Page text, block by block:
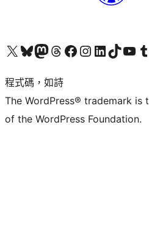
查看我們的 X (之前的 Twitter) 帳號造訪我們的 Bluesky 帳號造訪我們的 Mastodon 帳號造訪我們的 Threads 帳號 造訪我們的 Facebook 粉絲專頁Visit our Instagram account
Visit our LinkedIn account
造訪我們的 TikTok 帳號Visit our 造訪我們的 Tumblr 帳號
程式碼，如詩
The WordPress® trademark
of the WordPress Foundation.